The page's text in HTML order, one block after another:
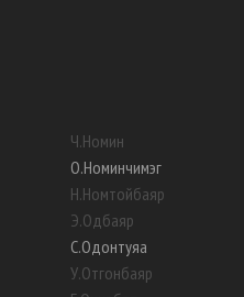
Ч.Номин
О.Номинчимэг
Н.Номтойбаяр
Э.Одбаяр
С.Одонтуяа
У.Отгонбаяр